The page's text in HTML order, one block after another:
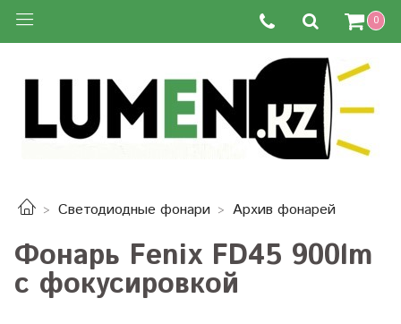
0
Светодиодные фонари Архив фонарей
Фонарь Fenix FD45 900lm
с фокусировкой